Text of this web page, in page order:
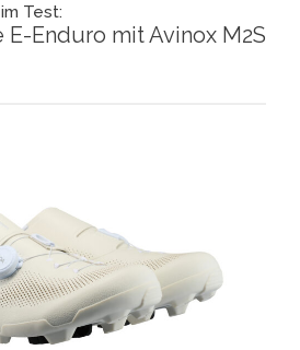
Test:
Enduro mit Avinox M2S